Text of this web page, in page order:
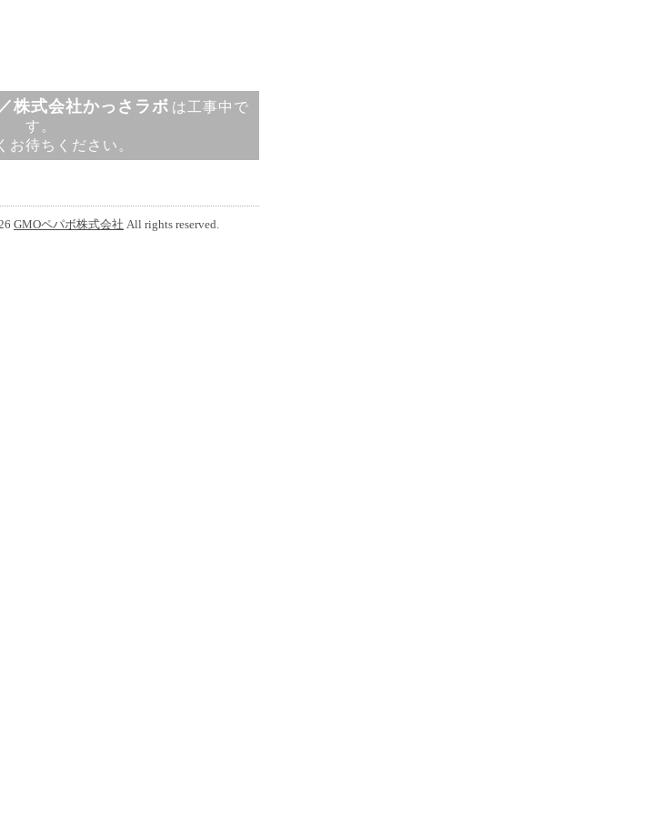
株式会社かっさラボ は工事中で
す。
お待ちください。
GMOペパボ株式会社 All rights reserved.